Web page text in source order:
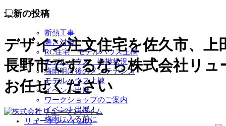
デザイン注文住宅を佐久市、上
長野市でするなら株式会社リュ
お任せください
リューケンハイムの
最新の投稿
断熱工事
暑さ対策
RC住宅 モデルハウス上棟
モデルハウス 進捗状況
梅雨明け後のメンテナンス
モデルハウス上棟
イベント出展
ワークショップのご案内
イベント出展！
梅雨に入る前に